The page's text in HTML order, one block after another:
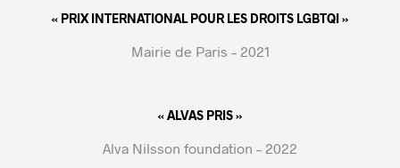
« PRIX INTERNATIONAL POUR LES DROITS LGBTQI »
Mairie de Paris – 2021
« ALVAS PRIS »
Alva Nilsson foundation – 2022